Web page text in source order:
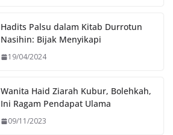
Hadits Palsu dalam Kitab Durrotun
Nasihin: Bijak Menyikapi
19/04/2024
Wanita Haid Ziarah Kubur, Bolehkah,
Ini Ragam Pendapat Ulama
09/11/2023